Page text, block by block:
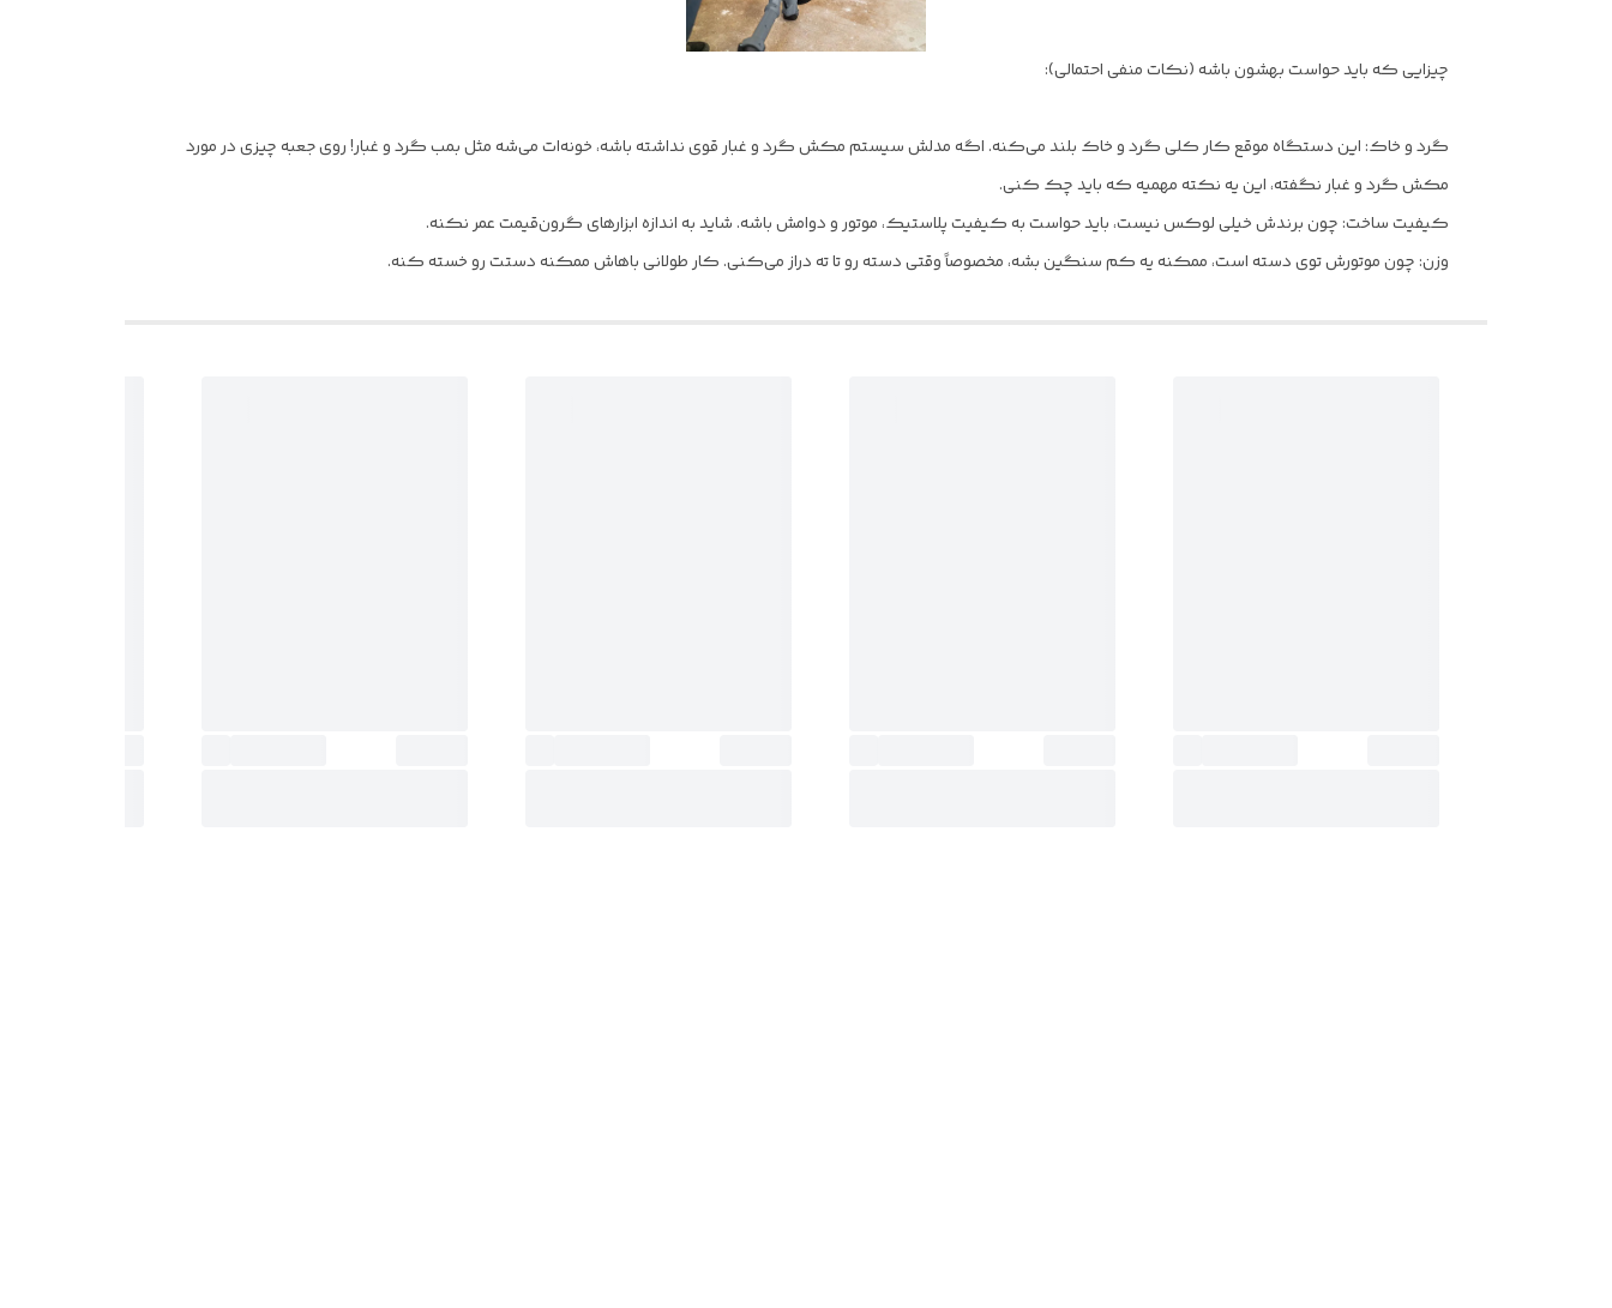
چیزایی که باید حواست بهشون باشه (نکات منفی احتمالی):
گرد و خاک: این دستگاه موقع کار کلی گرد و خاک بلند می‌کنه. اگه مدلش سیستم مکش گرد و غبار قوی نداشته باشه، خونه‌ات می‌شه مثل بمب گرد و غبار! روی جعبه چیزی در مورد
مکش گرد و غبار نگفته، این یه نکته مهمیه که باید چک کنی.
کیفیت ساخت: چون برندش خیلی لوکس نیست، باید حواست به کیفیت پلاستیک، موتور و دوامش باشه. شاید به اندازه ابزارهای گرون‌قیمت عمر نکنه.
وزن: چون موتورش توی دسته است، ممکنه یه کم سنگین بشه، مخصوصاً وقتی دسته رو تا ته دراز می‌کنی. کار طولانی باهاش ممکنه دستت رو خسته کنه.